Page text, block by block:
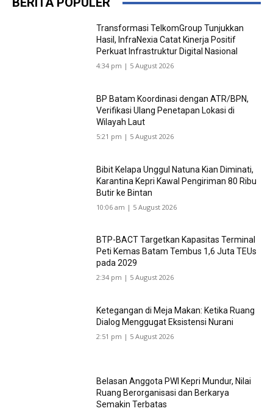
Transformasi TelkomGroup Tunjukkan
Hasil, InfraNexia Catat Kinerja Positif
Perkuat Infrastruktur Digital Nasional
4:34 pm | 5 August 2026
BP Batam Koordinasi dengan ATR/BPN,
Verifikasi Ulang Penetapan Lokasi di
Wilayah Laut
5:21 pm | 5 August 2026
Bibit Kelapa Unggul Natuna Kian Diminati,
Karantina Kepri Kawal Pengiriman 80 Ribu
Butir ke Bintan
10:06 am | 5 August 2026
BTP-BACT Targetkan Kapasitas Terminal
Peti Kemas Batam Tembus 1,6 Juta TEUs
pada 2029
2:34 pm | 5 August 2026
Ketegangan di Meja Makan: Ketika Ruang
Dialog Menggugat Eksistensi Nurani
2:51 pm | 5 August 2026
Belasan Anggota PWI Kepri Mundur, Nilai
Ruang Berorganisasi dan Berkarya
Semakin Terbatas